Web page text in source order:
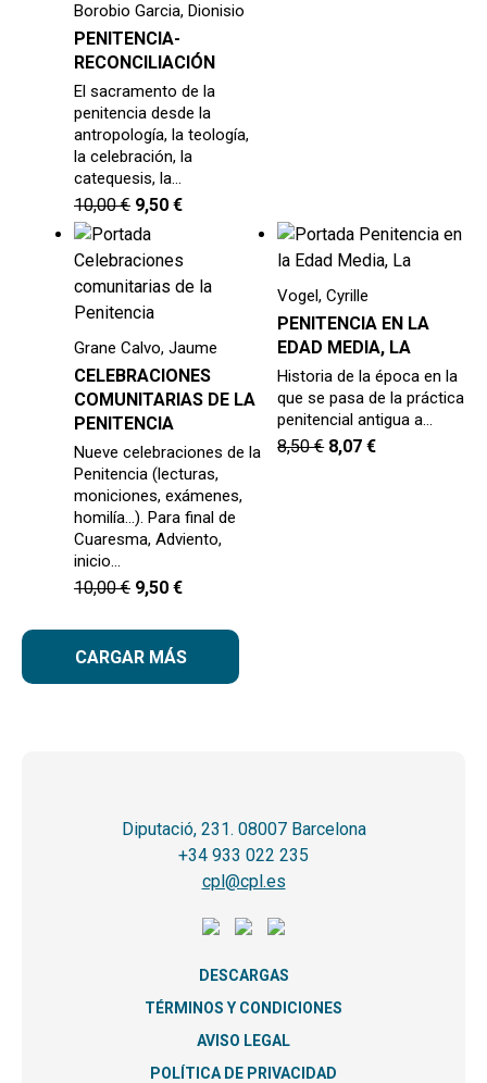
Borobio Garcia, Dionisio
PENITENCIA-
RECONCILIACIÓN
El sacramento de la
penitencia desde la
antropología, la teología,
la celebración, la
catequesis, la…
10,00€ 9,50 €
Grane Calvo, Jaume
CELEBRACIONES
COMUNITARIAS DE LA
PENITENCIA
Nueve celebraciones de la
Penitencia (lecturas,
moniciones, exámenes,
homilía...). Para final de
Cuaresma, Adviento,
inicio…
10,00€ 9,50 €
Vogel, Cyrille
PENITENCIA EN LA
EDAD MEDIA, LA
Historia de la época en la
que se pasa de la práctica
penitencial antigua a…
8,50€ 8,07€
CARGAR MÁS
Diputació, 231. 08007 Barcelona
+34 933 022 235
cpl@cpl.es
DESCARGAS
TÉRMINOS Y CONDICIONES
AVISO LEGAL
POLÍTICA DE PRIVACIDAD